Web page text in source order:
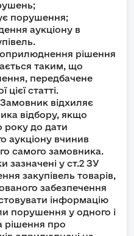
порушення;
аукціону в
оприлюднення рішення
таким, що
передбачене
статті.
відхиляє
відбору, якщо
року до дати
аукціону вчинив
самого замовника.
зазначені у ст.2 ЗУ
закупівель товарів,
забезпечення
інформацію
порушення у одного і
рішення про